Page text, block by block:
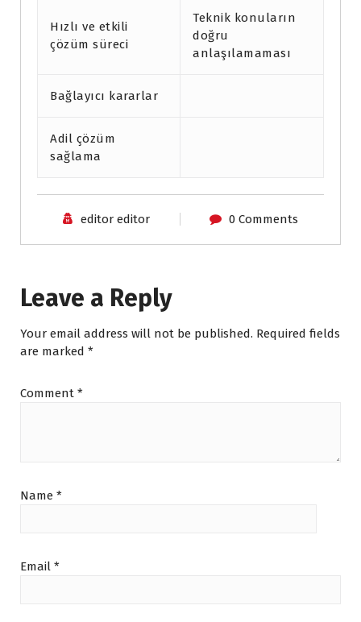
Hızlı ve etkili
çözüm süreci
Teknik konuların
doğru
anlaşılamaması
Bağlayıcı kararlar
Adil çözüm
sağlama
editor editor 0 Comments
Leave a Reply
Your email address will not be published. Required fields
are marked *
Comment *
Name *
Email *